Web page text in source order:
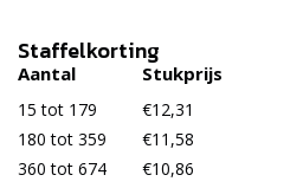
Staffelkorting
Aantal Stukprijs
15 tot 179
€12,31
180 tot 359
€11,58
360 tot 674
€10,86